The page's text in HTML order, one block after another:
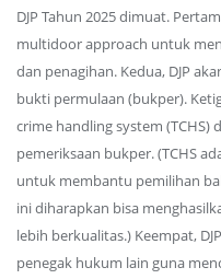
DJP Tahun 2025 dimuat.
multidoor approach untuk
dan penagihan. Kedua, DJP
bukti permulaan (bukper).
crime handling system
pemeriksaan bukper. (TCHS
untuk membantu pemilihan
ini diharapkan bisa
lebih berkualitas.) Keempat,
penegak hukum lain guna